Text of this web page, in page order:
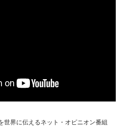
世界に伝えるネット・オピニオン番組